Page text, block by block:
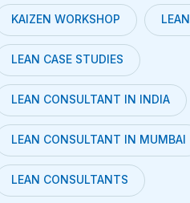
KAIZEN WORKSHOP LEAN
LEAN CASE STUDIES
LEAN CONSULTANT IN INDIA
LEAN CONSULTANT IN MUMBAI
LEAN CONSULTANTS